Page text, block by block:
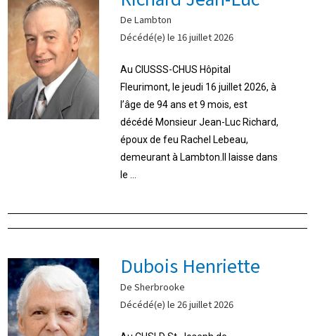
De Lambton
Décédé(e) le 16 juillet 2026
Au CIUSSS-CHUS Hôpital
Fleurimont, le jeudi 16 juillet 2026, à
l’âge de 94 ans et 9 mois, est
décédé Monsieur Jean-Luc Richard,
époux de feu Rachel Lebeau,
demeurant à Lambton.Il laisse dans
le ...
Dubois Henriette
De Sherbrooke
Décédé(e) le 26 juillet 2026